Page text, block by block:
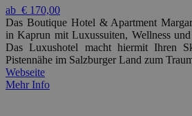
ab € 170,00
Das Boutique Hotel & Apartment
in Kaprun mit Luxussuiten, Wellness
Das Luxushotel macht hiermit Ihren
Pistennähe im Salzburger Land zum
Webseite
Mehr Info